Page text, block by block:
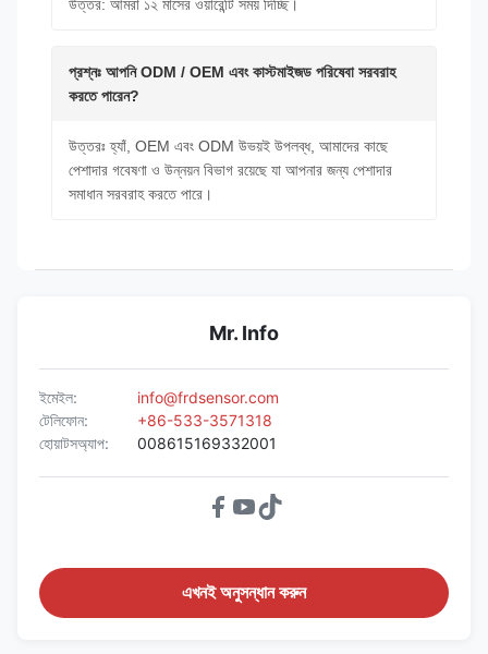
উত্তর: আমরা ১২ মাসের ওয়ারেন্টি সময় দিচ্ছি।
প্রশ্নঃ আপনি ODM / OEM এবং কাস্টমাইজড পরিষেবা সরবরাহ
করতে পারেন?
উত্তরঃ হ্যাঁ, OEM এবং ODM উভয়ই উপলব্ধ, আমাদের কাছে
পেশাদার গবেষণা ও উন্নয়ন বিভাগ রয়েছে যা আপনার জন্য পেশাদার
সমাধান সরবরাহ করতে পারে।
Mr. Info
ইমেইল:
info@frdsensor.com
টেলিফোন:
+86-533-3571318
হোয়াটসঅ্যাপ:
008615169332001
এখনই অনুসন্ধান করুন